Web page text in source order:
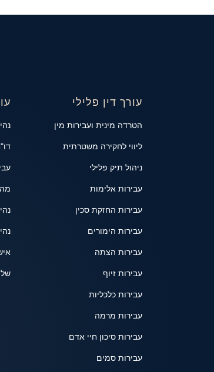
עורך דין פלילי
הטרדה מינית ועבירות מין
ליווי לחקירה משטרתית
ניהול תיק פלילי
עבירות אלימות
עבירות החזקת סכין
עבירות הימורים
עבירות הצתה
עבירות זיוף
עבירות כלכליות
עבירות מרמה
עבירות סיכון חיי אדם
עבירות סמים